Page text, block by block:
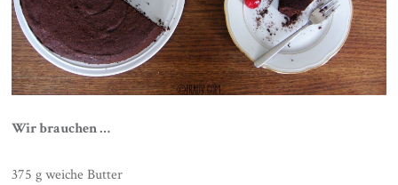
Wir brauchen …
375 g weiche Butter